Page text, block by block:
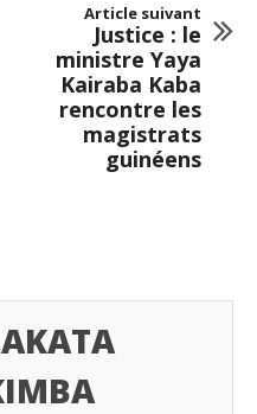
Article suivant
Justice : le
ministre Yaya
Kairaba Kaba
rencontre les
magistrats
guinéens